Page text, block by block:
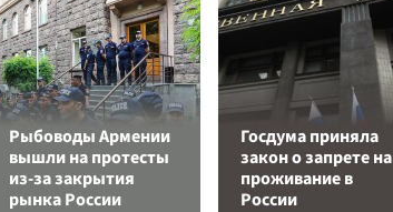
Рыбоводы Армении
вышли на протесты
из-за закрытия
рынка России
Госдума приняла
закон о запрете на
проживание в
России